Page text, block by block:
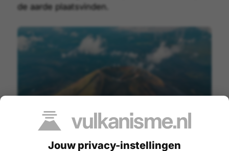
de aarde plaatsvinden.
Jouw privacy-instellingen